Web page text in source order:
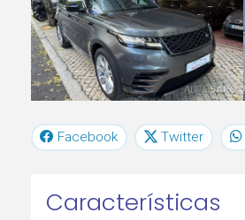
Facebook Twitter
Características